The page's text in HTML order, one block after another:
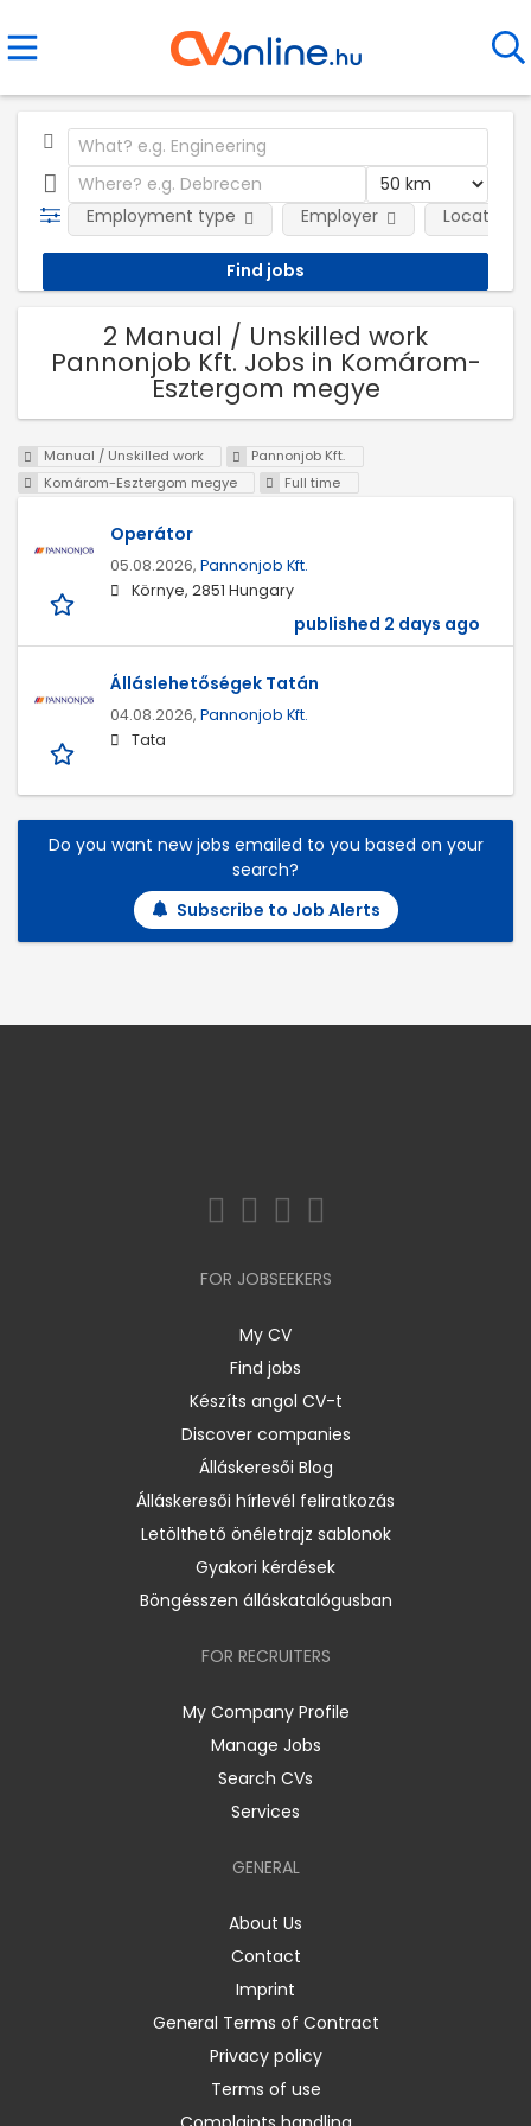
Employment type Employer Location
2 Manual / Unskilled work
Pannonjob Kft. Jobs in Komárom-
Esztergom megye
Manual / Unskilled work
Pannonjob Kft.
Komárom-Esztergom megye
Full time
Operátor
05.08.2026, Pannonjob Kft.
Környe, 2851 Hungary
published 2 days ago
Álláslehetőségek Tatán
04.08.2026, Pannonjob Kft.
Tata
Do you want new jobs emailed to you based on your
search?
Subscribe to Job Alerts
FOR JOBSEEKERS
My CV
Find jobs
Készíts angol CV-t
Discover companies
Álláskeresői Blog
Álláskeresői hírlevél feliratkozás
Letölthető önéletrajz sablonok
Gyakori kérdések
Böngésszen álláskatalógusban
FOR RECRUITERS
My Company Profile
Manage Jobs
Search CVs
Services
GENERAL
About Us
Contact
Imprint
General Terms of Contract
Privacy policy
Terms of use